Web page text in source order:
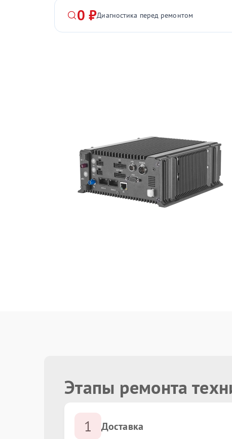
0 ₽Диагностика перед ремонтом
Этапы ремонта
1 Доставка